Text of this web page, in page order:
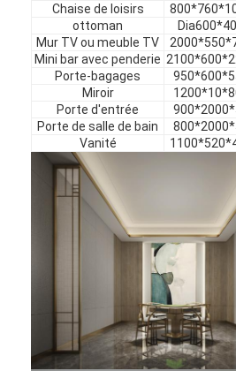
Meubles tapissés
Chaise de loisirs
ottoman
Mur TV ou meuble TV
Mini bar avec penderie
Porte-bagages
Miroir
Porte d'entrée
Porte de salle de bain
Vanité